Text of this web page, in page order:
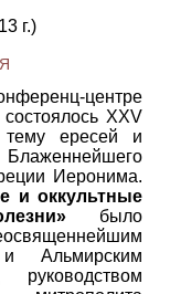
г.)
центре
XXV
тему ересей и
Иеронима.
и оккультные
было
и Альмирским